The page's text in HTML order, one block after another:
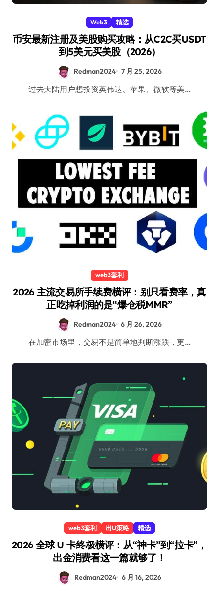
Web3 精选
币安最新注册及美股购买攻略：从C2C买USDT
到5美元买美股（2026）
Redman2024 7 月 25, 2026
过去大陆用户想投资英伟达、苹果、微软等美…
web3套利
2026 主流交易所手续费横评：别只看费率，真
正吃掉利润的是“爆仓税MMR”
Redman2024 6 月 26, 2026
在加密市场里，交易不是简单地判断涨跌，更…
web3套利 出U策略 精选
2026 全球 U 卡终极横评：从“神卡”到“拉卡”，
出金消费看这一篇就够了！
Redman2024 6 月 16, 2026